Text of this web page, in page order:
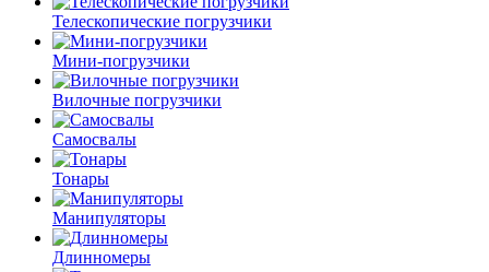
Телескопические погрузчики
Мини-погрузчики
Вилочные погрузчики
Самосвалы
Тонары
Манипуляторы
Длинномеры